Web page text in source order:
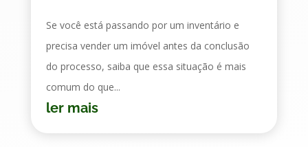
Se você está passando por um inventário e
precisa vender um imóvel antes da conclusão
do processo, saiba que essa situação é mais
comum do que...
ler mais